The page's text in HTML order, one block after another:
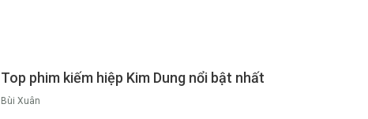
Top phim kiếm hiệp Kim Dung nổi bật nhất
Bùi Xuân